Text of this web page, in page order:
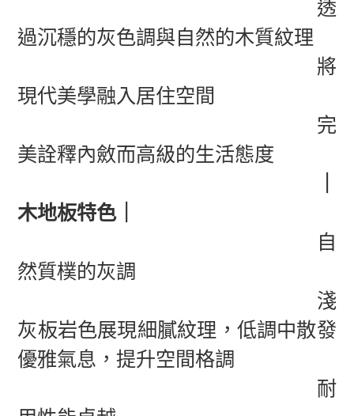
透
過沉穩的灰色調與自然的木質紋理
將
現代美學融入居住空間
完
美詮釋內斂而高級的生活態度
木地板特色｜
自
然質樸的灰調
淺
灰板岩色展現細膩紋理，低調中散發
優雅氣息，提升空間格調
耐